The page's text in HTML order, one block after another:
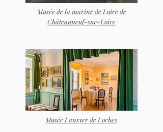
Musée de la marine de Loire de
Châteauneuf-sur-Loire
Musée Lansyer de Loches